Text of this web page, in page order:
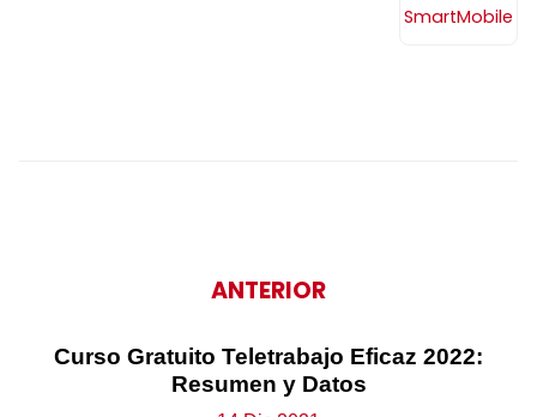
SmartMobile
ANTERIOR
Curso Gratuito Teletrabajo Eficaz 2022:
Resumen y Datos